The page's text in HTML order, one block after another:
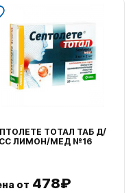
ГЕЛЬ НАРУЖ
50Г
от 749₽